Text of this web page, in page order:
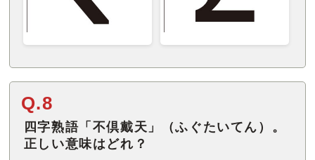
Q.8
四字熟語「不倶戴天」（ふぐたいてん）。
正しい意味はどれ？